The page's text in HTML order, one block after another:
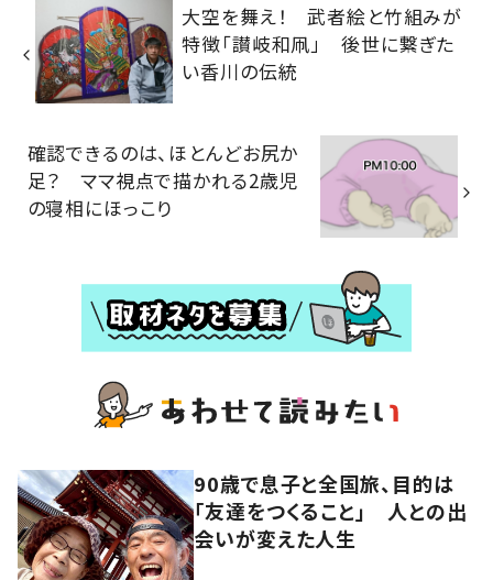
大空を舞え！ 武者絵と竹組みが
特徴「讃岐和凧」 後世に繋ぎた
い香川の伝統
確認できるのは、ほとんどお尻か
足？ ママ視点で描かれる2歳児
の寝相にほっこり
90歳で息子と全国旅、目的は
「友達をつくること」 人との出
会いが変えた人生